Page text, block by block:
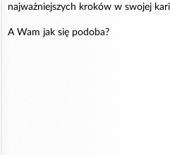
najważniejszych kroków w swojej
A Wam jak się podoba?